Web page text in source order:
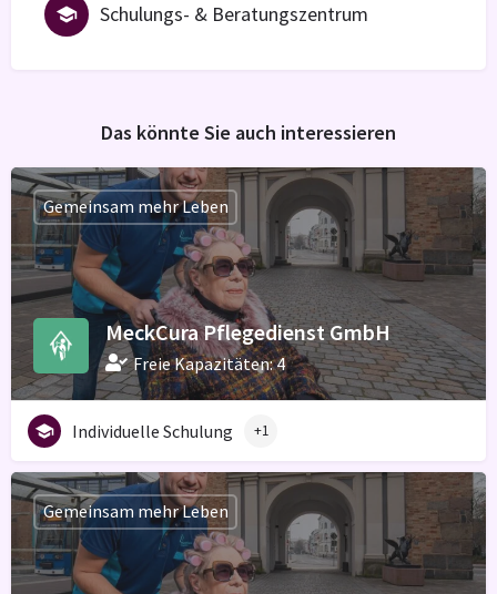
Schulungs- & Beratungszentrum
Das könnte Sie auch interessieren
MeckCura Pflegedienst GmbH
Freie Kapazitäten: 4
Gemeinsam mehr Leben
Individuelle Schulung +1
Gemeinsam mehr Leben